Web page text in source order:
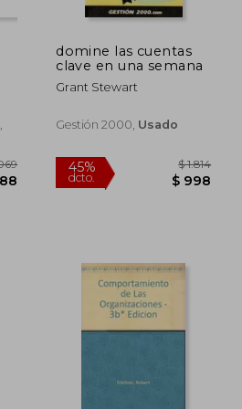
45%
domine las cuentas
clave en una semana
Grant Stewart
Gestión 2000, Usado